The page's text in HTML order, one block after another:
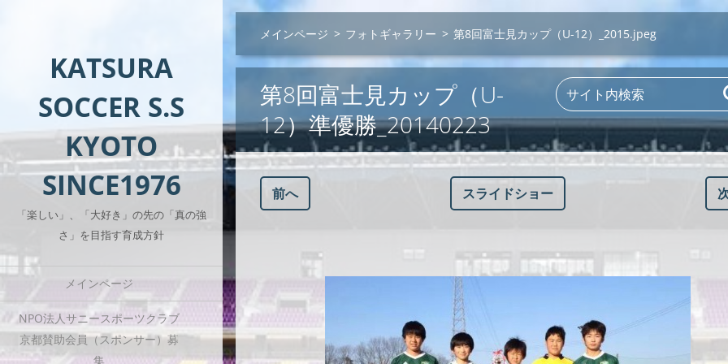
KATSURA
SOCCER S.S
KYOTO
SINCE1976
「楽しい」、「大好き」の先の「真の強
さ」を目指す育成方針
メインページ
NPO法人サニースポーツクラブ
京都賛助会員（スポンサー）募
集
メインページ > フォトギャラリー > 第8回富士見カップ（U-12）_2015.jpeg
第8回富士見カップ（U-
12）準優勝_20140223
前へ スライドショー